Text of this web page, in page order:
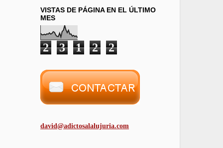
VISTAS DE PÁGINA EN EL ÚLTIMO
MES
2 3 1 2 2
david@adictosalalujuria.com